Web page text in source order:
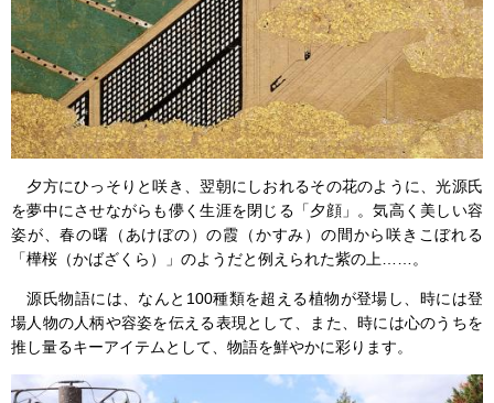
夕方にひっそりと咲き、翌朝にしおれるその花のように、光源氏
を夢中にさせながらも儚く生涯を閉じる「夕顔」。気高く美しい容
姿が、春の曙（あけぼの）の霞（かすみ）の間から咲きこぼれる
「樺桜（かばざくら）」のようだと例えられた紫の上……。
源氏物語には、なんと100種類を超える植物が登場し、時には登
場人物の人柄や容姿を伝える表現として、また、時には心のうちを
推し量るキーアイテムとして、物語を鮮やかに彩ります。